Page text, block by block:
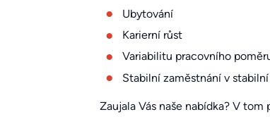
Ubytování
Karierní růst
Variabilitu pracovního
Stabilní zaměstnání v
Zaujala Vás naše nabídka? V